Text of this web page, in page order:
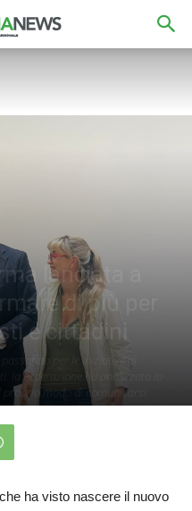
lanciata a
di più per
e cittadini
per le iniziative di
la Federazione ha analizzato lo
modo di comunicarsi.
ha visto nascere il nuovo